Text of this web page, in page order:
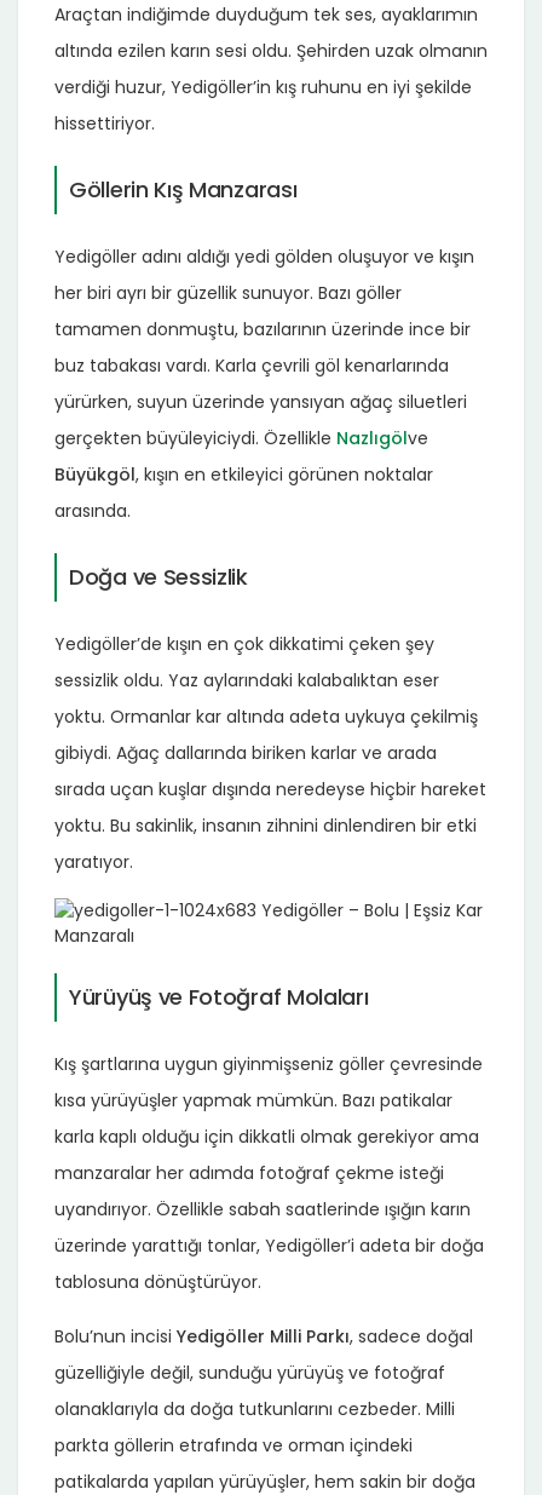
Araçtan indiğimde duyduğum tek ses, ayaklarımın
altında ezilen karın sesi oldu. Şehirden uzak olmanın
verdiği huzur, Yedigöller’in kış ruhunu en iyi şekilde
hissettiriyor.
Göllerin Kış Manzarası
Yedigöller adını aldığı yedi gölden oluşuyor ve kışın
her biri ayrı bir güzellik sunuyor. Bazı göller
tamamen donmuştu, bazılarının üzerinde ince bir
buz tabakası vardı. Karla çevrili göl kenarlarında
yürürken, suyun üzerinde yansıyan ağaç siluetleri
gerçekten büyüleyiciydi. Özellikle Nazlıgölve
Büyükgöl, kışın en etkileyici görünen noktalar
arasında.
Doğa ve Sessizlik
Yedigöller’de kışın en çok dikkatimi çeken şey
sessizlik oldu. Yaz aylarındaki kalabalıktan eser
yoktu. Ormanlar kar altında adeta uykuya çekilmiş
gibiydi. Ağaç dallarında biriken karlar ve arada
sırada uçan kuşlar dışında neredeyse hiçbir hareket
yoktu. Bu sakinlik, insanın zihnini dinlendiren bir etki
yaratıyor.
Yürüyüş ve Fotoğraf Molaları
Kış şartlarına uygun giyinmişseniz göller çevresinde
kısa yürüyüşler yapmak mümkün. Bazı patikalar
karla kaplı olduğu için dikkatli olmak gerekiyor ama
manzaralar her adımda fotoğraf çekme isteği
uyandırıyor. Özellikle sabah saatlerinde ışığın karın
üzerinde yarattığı tonlar, Yedigöller’i adeta bir doğa
tablosuna dönüştürüyor.
Bolu’nun incisi Yedigöller Milli Parkı, sadece doğal
güzelliğiyle değil, sunduğu yürüyüş ve fotoğraf
olanaklarıyla da doğa tutkunlarını cezbeder. Milli
parkta göllerin etrafında ve orman içindeki
patikalarda yapılan yürüyüşler, hem sakin bir doğa